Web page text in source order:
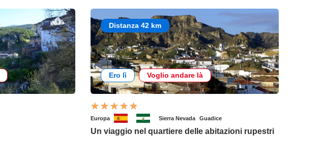
Distanza 42 km
Ero lì Voglio andare là
Europa Sierra Nevada Guadice
Un viaggio nel quartiere delle abitazioni rupestri